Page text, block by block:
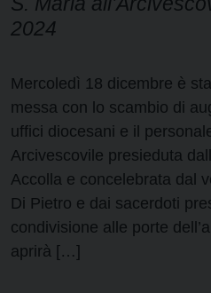
2024
Mercoledì 18 dicembre è
messa con lo scambio di
uffici diocesani e il
Arcivescovile presieduta
Accolla e concelebrata dal
Di Pietro e dai sacerdoti
condivisione alle porte
aprirà […]